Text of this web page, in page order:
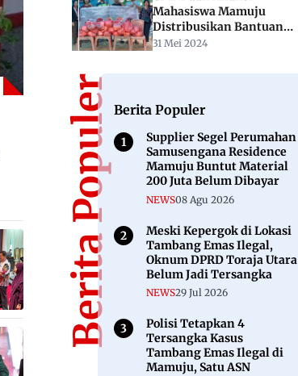
Mahasiswa Mamuju
Distribusikan Bantuan
Untuk Korban Tanah
31 Mei 2024
Berita PopulerBerita Populer
Supplier Segel Perumahan
Samusengana Residence
Mamuju Buntut Material
200 Juta Belum Dibayar
NEWS08 Agu 2026
Meski Kepergok di Lokasi
Tambang Emas Ilegal,
Oknum DPRD Toraja Utara
Belum Jadi Tersangka
NEWS29 Jul 2026
Polisi Tetapkan 4
Tersangka Kasus
Tambang Emas Ilegal di
Mamuju, Satu ASN